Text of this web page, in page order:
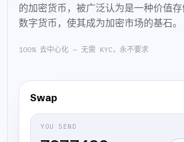
的加密货币，被广泛认为是一种价值
数字货币，使其成为加密市场的基石。
100% 去中心化 — 无需 KYC，永不要求
Swap
YOU SEND